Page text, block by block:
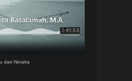
dari Neraka